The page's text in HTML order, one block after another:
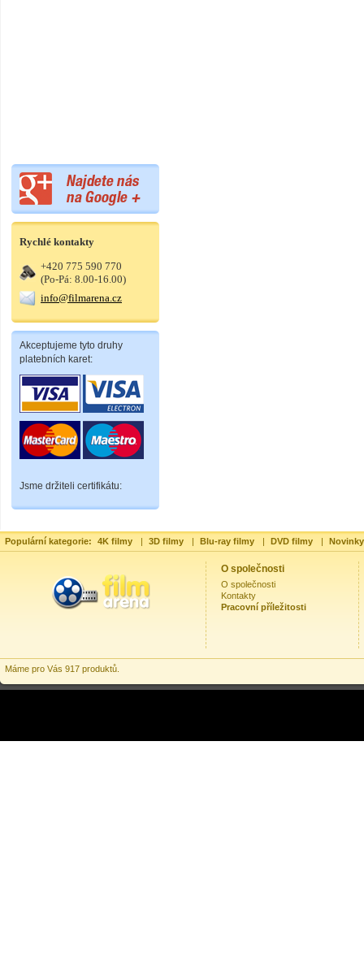
Rychlé kontakty
+420 775 590 770
(Po-Pá: 8.00-16.00)
info@filmarena.cz
Akceptujeme tyto druhy
platebních karet:
Jsme držiteli certifikátu:
Populární kategorie: 4K filmy | 3D filmy | Blu-ray filmy | DVD filmy |
O společnosti
O společnosti
Kontakty
Pracovní příležitosti
Máme pro Vás 917 produktů.